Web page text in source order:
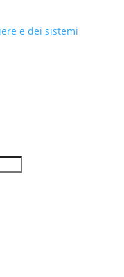
e dei sistemi